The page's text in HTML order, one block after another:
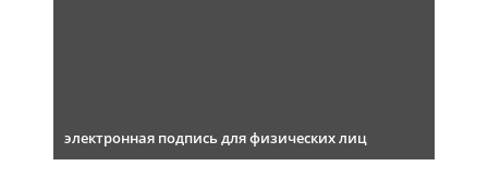
электронная подпись для физических лиц